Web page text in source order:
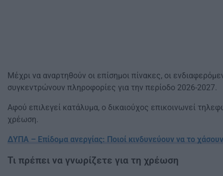
Μέχρι να αναρτηθούν οι επίσημοι πίνακες, οι
συγκεντρώνουν πληροφορίες για την περίοδο 2026-2027.
Αφού επιλεγεί κατάλυμα, ο δικαιούχος επικοινωνεί
χρέωση.
ΔΥΠΑ – Επίδομα ανεργίας: Ποιοί κινδυνεύουν να το χάσουν
Τι πρέπει να γνωρίζετε για τη χρέωση